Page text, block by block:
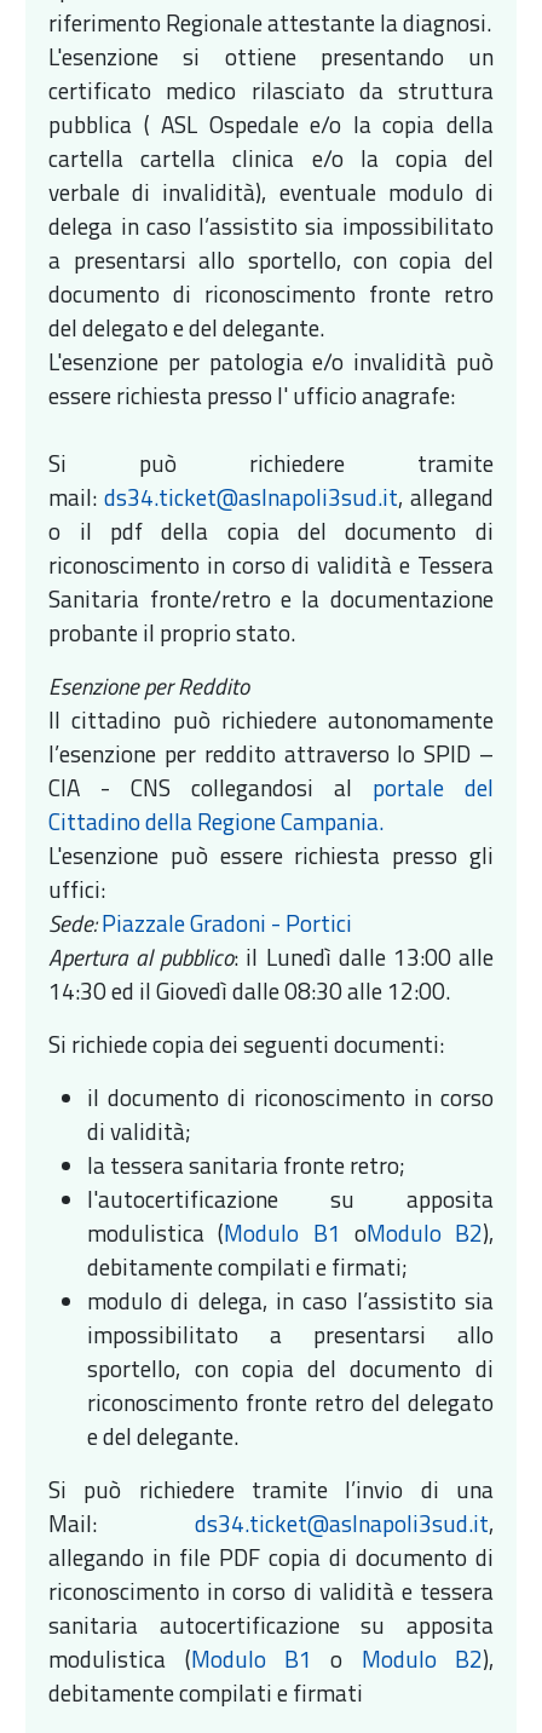
riferimento Regionale attestante la diagnosi.
L'esenzione si ottiene presentando un
certificato medico rilasciato da struttura
pubblica ( ASL Ospedale e/o la copia della
cartella cartella clinica e/o la copia del
verbale di invalidità), eventuale modulo di
delega in caso l’assistito sia impossibilitato
a presentarsi allo sportello, con copia del
documento di riconoscimento fronte retro
del delegato e del delegante.
L'esenzione per patologia e/o invalidità può
essere richiesta presso l' ufficio anagrafe:
Si può richiedere tramite
mail: ds34.ticket@aslnapoli3sud.it, allegand
o il pdf della copia del documento di
riconoscimento in corso di validità e Tessera
Sanitaria fronte/retro e la documentazione
probante il proprio stato.
Esenzione per Reddito
Il cittadino può richiedere autonomamente
l’esenzione per reddito attraverso lo SPID –
CIA - CNS collegandosi al portale del
Cittadino della Regione Campania.
L'esenzione può essere richiesta presso gli
uffici:
Sede:Piazzale Gradoni - Portici
Apertura al pubblico: il Lunedì dalle 13:00 alle
14:30 ed il Giovedì dalle 08:30 alle 12:00.
Si richiede copia dei seguenti documenti:
il documento di riconoscimento in corso
di validità;
la tessera sanitaria fronte retro;
l'autocertificazione su apposita
modulistica (Modulo B1 oModulo B2),
debitamente compilati e firmati;
modulo di delega, in caso l’assistito sia
impossibilitato a presentarsi allo
sportello, con copia del documento di
riconoscimento fronte retro del delegato
e del delegante.
Si può richiedere tramite l’invio di una
Mail: ds34.ticket@aslnapoli3sud.it,
allegando in file PDF copia di documento di
riconoscimento in corso di validità e tessera
sanitaria autocertificazione
su apposita
modulistica (Modulo B1 o Modulo B2),
debitamente compilati e firmati